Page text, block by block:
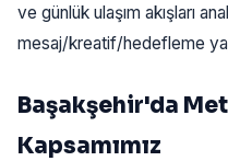
ve günlük ulaşım akışları
mesaj/kreatif/hedefleme
Başakşehir'da
Kapsamımız